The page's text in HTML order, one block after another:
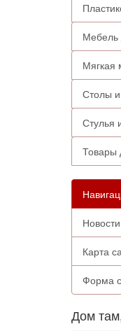
Мягкая
Столы и
Стулья
Товары
Новости
Карта
Форма
Дом